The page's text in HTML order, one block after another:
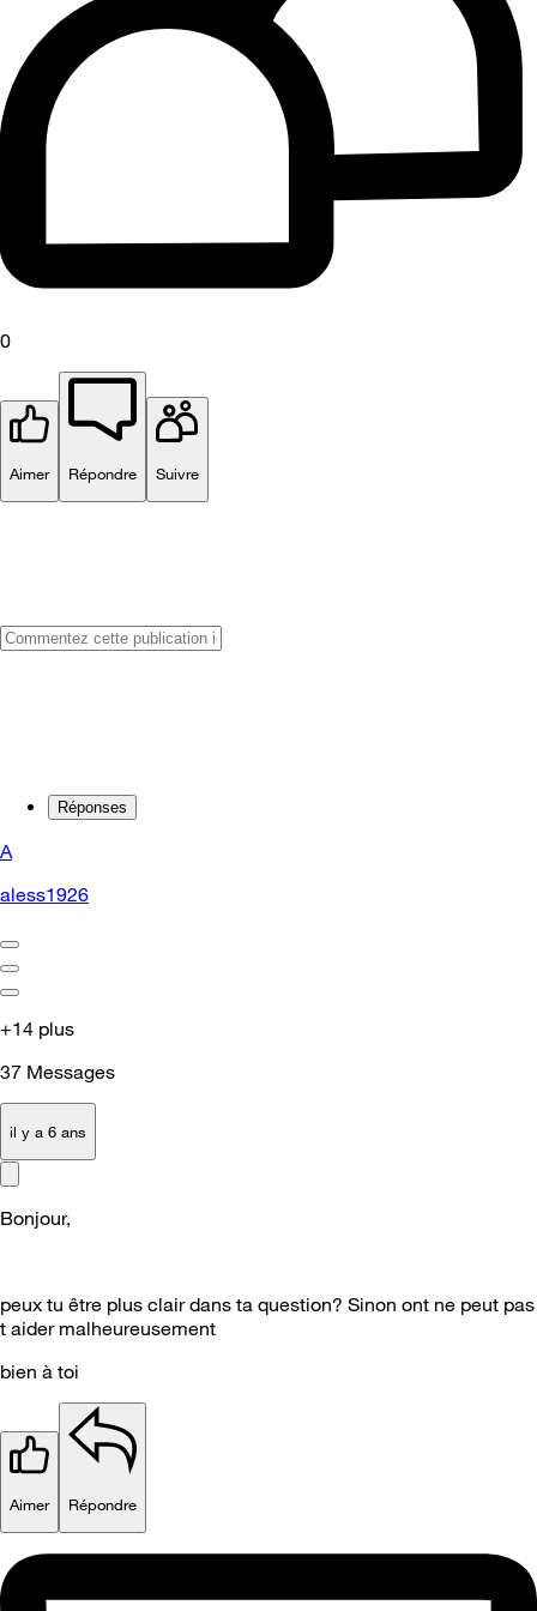
0
Aimer Répondre Suivre
Réponses
A
aless1926
+14 plus
37 Messages
il y a 6 ans
Bonjour,
peux tu être plus clair dans ta question? Sinon ont ne peut pas
t aider malheureusement
bien à toi
Aimer Répondre